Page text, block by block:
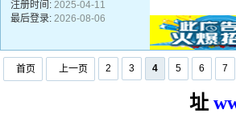
注册时间: 2025-04-11
最后登录: 2026-08-06
首页 上一页 2 3 4 5 6 7
址